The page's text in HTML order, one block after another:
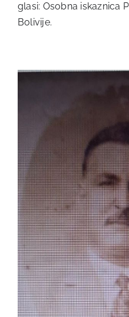
glasi: Osobna iskaznica
Bolivije.